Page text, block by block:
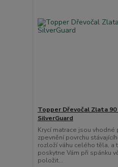
Topper Dřevočal Zlata 90
SilverGuard
Krycí matrace jsou vhodné
zpevnění povrchu
rozloží váhu celého těla,
poskytne Vám při spánku
položit...